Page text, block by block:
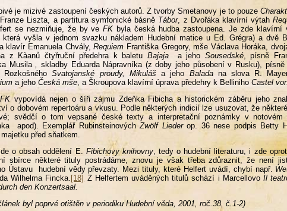
je mizivé zastoupení českých autorů. Z tvorby Smetanovy je to pouze
Liszta, a partitura symfonické básně Tábor, z Dvořáka klavírní výtah
se nezmiňuje, že by veFK byla česká hudba zastoupena. Je zde
vyšla v jednom svazku nákladem Hudební matice u Ed. Grégra) a dvě
klavír Emanuela Chvály,Requiem Františka Gregory, mše Václava Horáka,
z Kàanů čtyřruční předehra k baletu Bajaja a jeho Sousedské, písně
Musila, skladby Eduarda Nápravníka (z doby jeho působení v Rusku),
RozkošnéhoSvatojanské proudy, Mikuláš a jeho Balada na slova R.
a jeho Česká mše, a Škroupova klavírní úprava předehry k Belliniho Castel
FKvypovídá nejen o šíři zájmu Zdeňka Fibicha a historickém záběru jeho
o dobovém repertoáru a vkusu. Podle některých indicií lze usuzovat, že
svědčí o tom vepsané české texty a interpretační poznámky v notovém
apod). Exemplář RubinsteinovýchZwölf Liederop. 36 nese podpis Betty
před sňatkem.
o obsah oddělení E. Fibichovy knihovny, tedy o hudební literaturu, i zde
sbírce některé tituly postrádáme, znovu je však třeba zdůraznit, že není
Ústavu hudební vědy převzaty. Mezi tituly, které Helfert uvádí, chybí např.
Wilhelma Fincka. [18] Z Helfertem uváděných titulů schází i MarcellovoIl
den Konzertsaal.
byl poprvé otištěn v periodiku Hudební věda, 2001, roč.38, č.1-2)